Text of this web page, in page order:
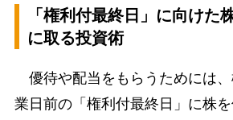
「権利付最終日」に向けた
に取る投資術
優待や配当をもらうためには
業日前の「権利付最終日」に株